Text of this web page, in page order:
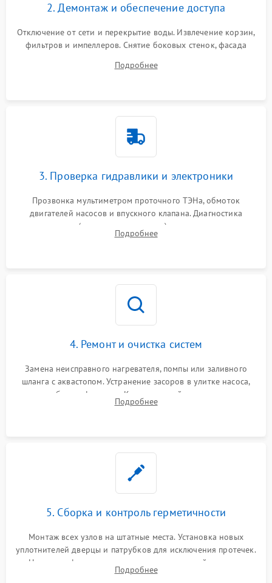
2. Демонтаж и обеспечение доступа
Отключение от сети и перекрытие воды. Извлечение корзин,
фильтров и импеллеров. Снятие боковых стенок, фасада
циркуляционному насосу, ТЭНу и сливной помпе.
Подробнее
3. Проверка гидравлики и электроники
Прозвонка мультиметром проточного ТЭНа, обмоток
двигателей насосов и впускного клапана. Диагностика
прессостата (датчика уровня воды), датчика мутности,
концевика дверцы и электронного модуля управления.
Подробнее
4. Ремонт и очистка систем
Замена неисправного нагревателя, помпы или заливного
шланга с аквастопом. Устранение засоров в улитке насоса,
патрубках и фильтрах. Компонентный ремонт платы
управления, восстановление поврежденной проводки.
Подробнее
5. Сборка и контроль герметичности
Монтаж всех узлов на штатные места. Установка новых
уплотнителей дверцы и патрубков для исключения протечек.
Надежная фиксация хомутов гидравлической системы,
сборка корпуса и установка датчика поплавка.
Подробнее